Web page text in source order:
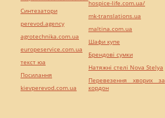
Синтезатори
perevod.agency
agrotechnika.com.ua
europeservice.com.ua
текст юа
Посилання
kievperevod.com.ua
hospice-life.com.ua/
mk-translations.ua
maltina.com.ua
Шафи купе
Брендові сумки
Натяжні стелі Nova Stelya
Перевезення хворих за
кордон